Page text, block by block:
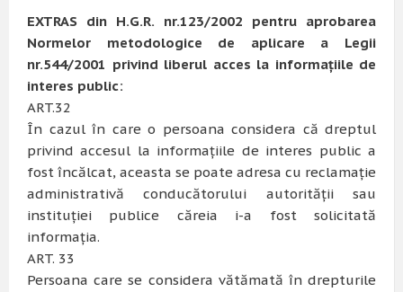
EXTRAS din H.G.R. nr.123/2002 pentru aprobarea
Normelor metodologice de aplicare a Legii
nr.544/2001 privind liberul acces la informaţiile de
interes public:
ART.32
În cazul în care o persoana considera că dreptul
privind accesul la informaţiile de interes public a
fost încălcat, aceasta se poate adresa cu reclamaţie
administrativă conducătorului autorităţii sau
instituţiei publice căreia i-a fost solicitată
informaţia.
ART. 33
Persoana care se considera vătămată în drepturile